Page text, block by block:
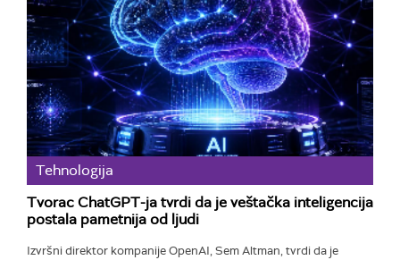
Tehnologija
Tvorac ChatGPT-ja tvrdi da je veštačka inteligencija
postala pametnija od ljudi
Izvršni direktor kompanije OpenAI, Sem Altman, tvrdi da je